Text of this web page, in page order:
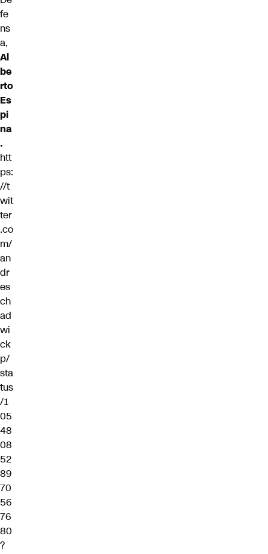
fe
ns
a,
Al
be
rto
Es
pi
na
.
htt
ps:
//t
wit
ter
.co
m/
an
dr
es
ch
ad
wi
ck
p/
sta
tus
/1
05
48
08
52
89
70
56
76
80
?